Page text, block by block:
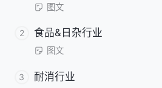
图文
2 食品&日杂行业
图文
3 耐消行业